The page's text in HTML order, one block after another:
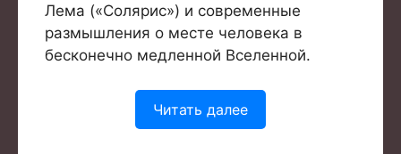
Лема («Солярис») и современные
размышления о месте человека в
бесконечно медленной Вселенной.
Читать далее